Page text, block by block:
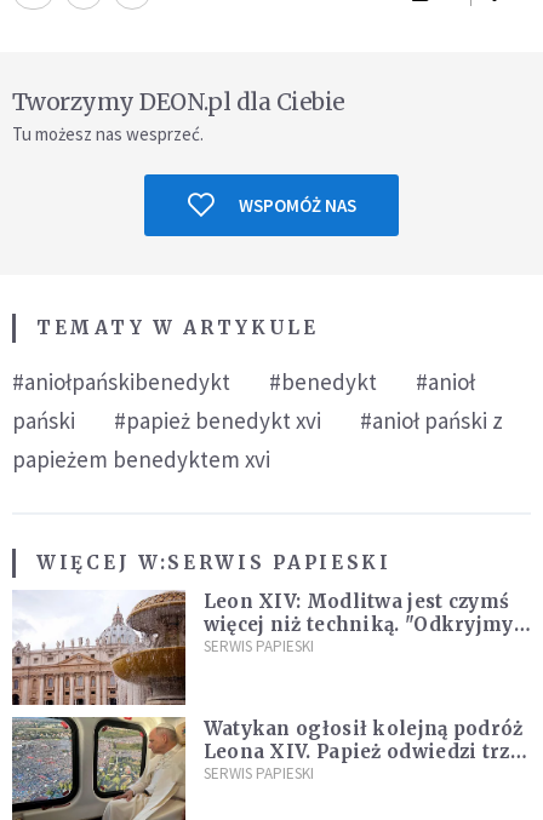
Tworzymy DEON.pl dla Ciebie
Tu możesz nas wesprzeć.
WSPOMÓŻ NAS
TEMATY W ARTYKULE
#aniołpańskibenedykt #benedykt
#anioł
pański
#papież benedykt xvi
#anioł pański z
papieżem benedyktem xvi
WIĘCEJ W:SERWIS PAPIESKI
Leon XIV: Modlitwa jest czymś
więcej niż techniką. "Odkryjmy
ją na nowo"
SERWIS PAPIESKI
Watykan ogłosił kolejną podróż
Leona XIV. Papież odwiedzi trzy
kraje Ameryki Południowej
SERWIS PAPIESKI